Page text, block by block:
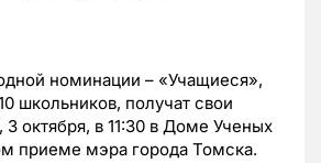
номинации – «Учащиеся»,
школьников, получат свои
3 октября, в 11:30 в Доме Ученых
приеме мэра города Томска.